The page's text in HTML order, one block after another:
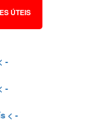
ÚTEIS
-
-
< -